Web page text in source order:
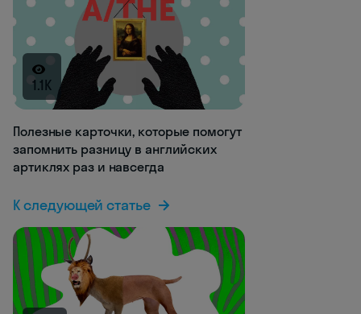
1.1K
Полезные карточки, которые помогут
запомнить разницу в английских
артиклях раз и навсегда
К следующей статье